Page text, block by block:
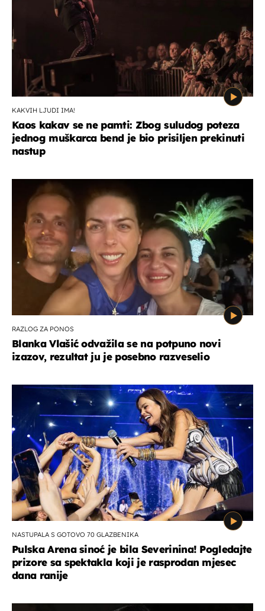
KAKVIH LJUDI IMA!
Kaos kakav se ne pamti: Zbog suludog poteza
jednog muškarca bend je bio prisiljen prekinuti
nastup
RAZLOG ZA PONOS
Blanka Vlašić odvažila se na potpuno novi
izazov, rezultat ju je posebno razveselio
NASTUPALA S GOTOVO 70 GLAZBENIKA
Pulska Arena sinoć je bila Severinina! Pogledajte
prizore sa spektakla koji je rasprodan mjesec
dana ranije